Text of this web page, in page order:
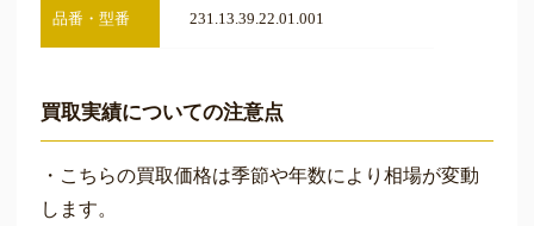
品番・型番 231.13.39.22.01.001
買取実績についての注意点
・こちらの買取価格は季節や年数により相場が変動
します。